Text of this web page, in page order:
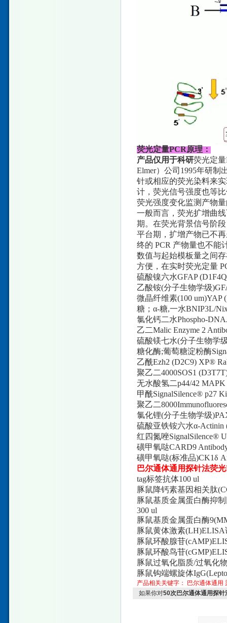
荧光定量PCR原理：
产品仅用于科研荧光定量
Elmer）公司1995年研制
针或相应的荧光染料来
计，荧光信号强度也等
荧光强度变化监测产物
一般而言，荧光扩增曲
期。在荧光背景信号阶
平台期，扩增产物已不
终的 PCR 产物量也不能
数值与起始模板量之间
方便，在实时荧光定量
硫酸镍六水GFAP
乙酸铵(分子生物学级
微晶纤维素(100 um)YAP
糖；α-糖,一水BNIP3L/
氯化钙二水Phospho-
乙二Malic Enzyme 2
硫酸镁七水(分子生物学
糖化酶;葡萄糖淀粉酶
乙酰Ezh2 (D2C9) XP®
聚乙二4000SOS1
无水酸氢二p44/42 MAPK
甲酰SignalSilence® p27
聚乙二
氯化锂(分子生物学级
硫酸亚铁铵六水α-Actinin
红四氮唑SignalSilence®
磺甲氧哒CARD9
磺甲氧哒(标准品)CK1δ
巴尔通体通用探针法荧
tag标签抗体100 ul
豚鼠降钙素基因相关肽
豚鼠基质金属蛋白酶抑
300 ul
豚鼠基质金属蛋白酶
豚鼠黄体激素
豚鼠环酸腺苷
豚鼠环酸鸟苷
豚鼠过氧化脂质/过氧化
豚鼠钩端螺旋体
产品相关关键字： 巴尔通体通用
如果你对50次巴尔通体通用探